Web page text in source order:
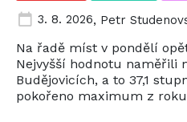
3. 8. 2026, Petr
Na řadě míst v pondělí
Nejvyšší hodnotu naměřili
Budějovicích, a to 37,1
pokořeno maximum z roku